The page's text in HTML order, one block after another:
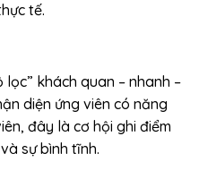
tế.
khách quan – nhanh –
diện ứng viên có năng
đây là cơ hội ghi điểm
sự bình tĩnh.